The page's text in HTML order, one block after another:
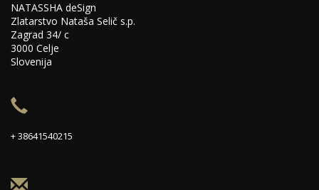
NATASSHA deSign
Zlatarstvo Nataša Selič s.p.
Zagrad 34/ c
3000 Celje
Slovenija
+ 38641540215